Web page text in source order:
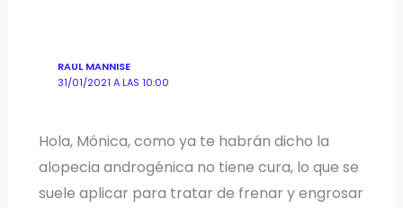
RAUL MANNISE
31/01/2021 A LAS 10:00
Hola, Mónica, como ya te habrán dicho la
alopecia androgénica no tiene cura, lo que se
suele aplicar para tratar de frenar y engrosar